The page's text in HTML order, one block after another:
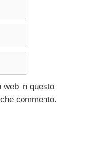
web in questo
commento.